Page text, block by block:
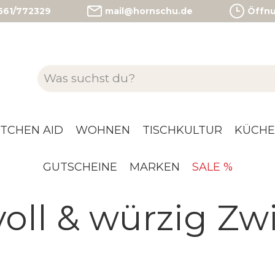
772329 mail@hornschu.de
AID WOHNEN TISCHKULTUR KÜCHE
GUTSCHEINE MARKEN SALE %
& würzig